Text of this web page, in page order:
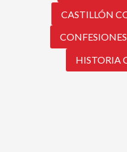
CASTILLÓN
HISTORIA